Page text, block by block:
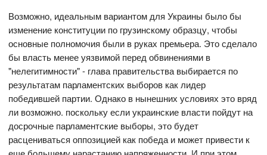
Возможно, идеальным вариантом для Украины было бы
изменение конституции по грузинскому образцу, чтобы
основные полномочия были в руках премьера. Это сделало
бы власть менее уязвимой перед обвинениями в
"нелегитимности" - глава правительства выбирается по
результатам парламентских выборов как лидер
победившей партии. Однако в нынешних условиях это вряд
ли возможно. поскольку если украинские власти пойдут на
досрочные парламентские выборы, это будет
расцениваться оппозицией как победа и может привести к